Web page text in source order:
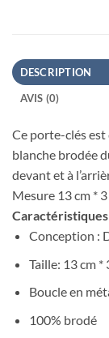
DESCRIPTION
AVIS (0)
Ce porte-clés
blanche brodée
devant et à
Mesure 13 cm * 3
Conception :
Taille: 13 cm *
Boucle en
100% brodé